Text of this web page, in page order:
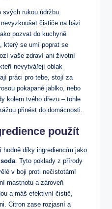
svých rukou údržbu
čističe na bázi
pozvat do kuchyně
který se umí poprat se
vaše zdraví ani životní
nevytvářejí oblak
práci pro tebe, stojí za
pokapané jablko, nebo
kolem tvého dřezu – tohle
přinést do domácnosti.
použít
díky ingrediencím jako
. Tyto poklady z přírody
v boji proti nečistotám!
mastnotu a zároveň
a máš efektivní čistič,
Citron zase rozjasní a